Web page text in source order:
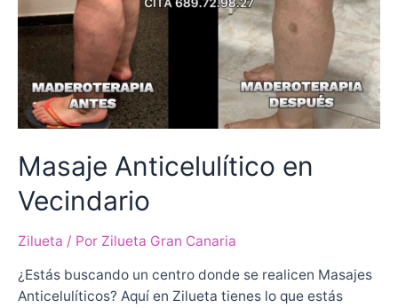
Masaje Anticelulítico en
Vecindario
Zilueta / Por Zilueta Gran Canaria
¿Estás buscando un centro donde se realicen Masajes
Anticelulíticos? Aquí en Zilueta tienes lo que estás